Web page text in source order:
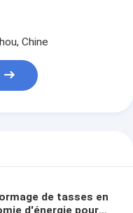
Chine
de tasses en
d'énergie pour